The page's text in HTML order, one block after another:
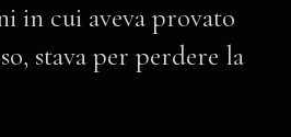
in cui aveva provato
stava per perdere la